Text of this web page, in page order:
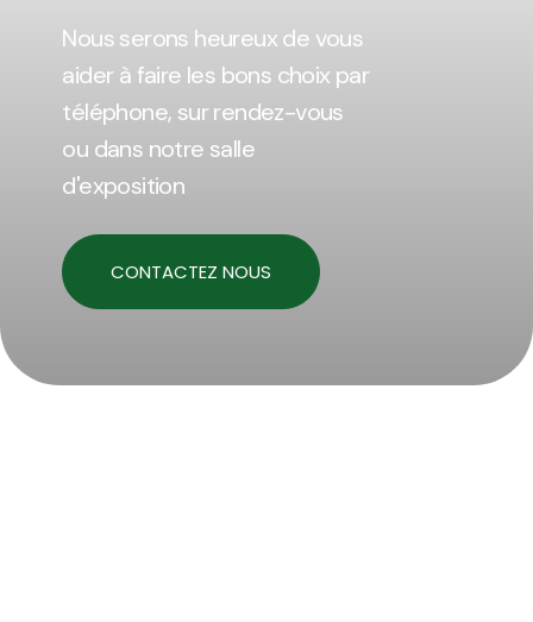
Nous serons heureux de vous
aider à faire les bons choix par
téléphone, sur rendez-vous
ou dans notre salle
d'exposition
CONTACTEZ NOUS